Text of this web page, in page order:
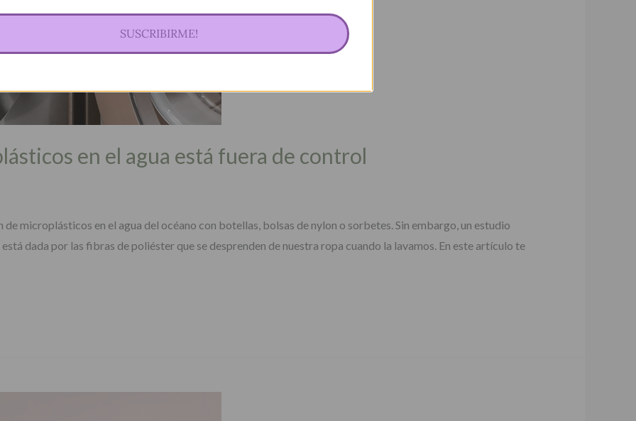
en el agua está fuera de control
microplásticos en el agua del océano con botellas, bolsas de nylon o sorbetes. Sin embargo, un estudio
dada por las fibras de poliéster que se desprenden de nuestra ropa cuando la lavamos. En este artículo te
SUSCRIBIRME!